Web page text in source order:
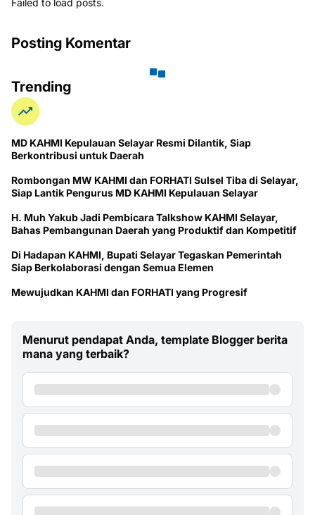
Failed to load posts.
Posting Komentar
Trending
MD KAHMI Kepulauan Selayar Resmi Dilantik, Siap
Berkontribusi untuk Daerah
Rombongan MW KAHMI dan FORHATI Sulsel Tiba di Selayar,
Siap Lantik Pengurus MD KAHMI Kepulauan Selayar
H. Muh Yakub Jadi Pembicara Talkshow KAHMI Selayar,
Bahas Pembangunan Daerah yang Produktif dan Kompetitif
Di Hadapan KAHMI, Bupati Selayar Tegaskan Pemerintah
Siap Berkolaborasi dengan Semua Elemen
Mewujudkan KAHMI dan FORHATI yang Progresif
Menurut pendapat Anda, template Blogger berita
mana yang terbaik?